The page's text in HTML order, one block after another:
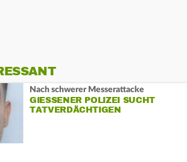
Nach schwerer Messerattacke
GIESSENER POLIZEI SUCHT T
ATVERDÄCHTIGEN